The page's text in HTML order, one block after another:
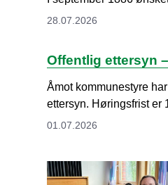
28.07.2026
Offentlig ettersyn
Åmot kommunestyre
ettersyn. Høringsfrist er
01.07.2026